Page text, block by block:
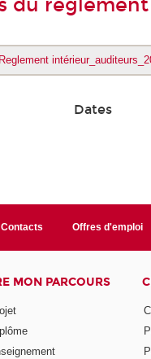
du
Dates
Contacts Offres d'emploi
MON PARCOURS